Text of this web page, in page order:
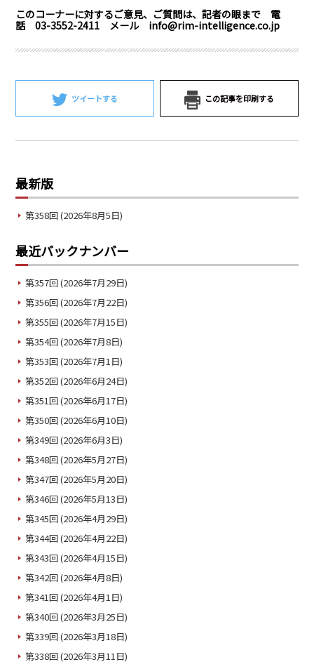
このコーナーに対するご意見、ご質問は、記者の眼まで 電
話 03-3552-2411 メール info@rim-intelligence.co.jp
ツイートする この記事を印刷する
最新版
第358回 (2026年8月5日)
最近バックナンバー
第357回 (2026年7月29日)
第356回 (2026年7月22日)
第355回 (2026年7月15日)
第354回 (2026年7月8日)
第353回 (2026年7月1日)
第352回 (2026年6月24日)
第351回 (2026年6月17日)
第350回 (2026年6月10日)
第349回 (2026年6月3日)
第348回 (2026年5月27日)
第347回 (2026年5月20日)
第346回 (2026年5月13日)
第345回 (2026年4月29日)
第344回 (2026年4月22日)
第343回 (2026年4月15日)
第342回 (2026年4月8日)
第341回 (2026年4月1日)
第340回 (2026年3月25日)
第339回 (2026年3月18日)
第338回 (2026年3月11日)